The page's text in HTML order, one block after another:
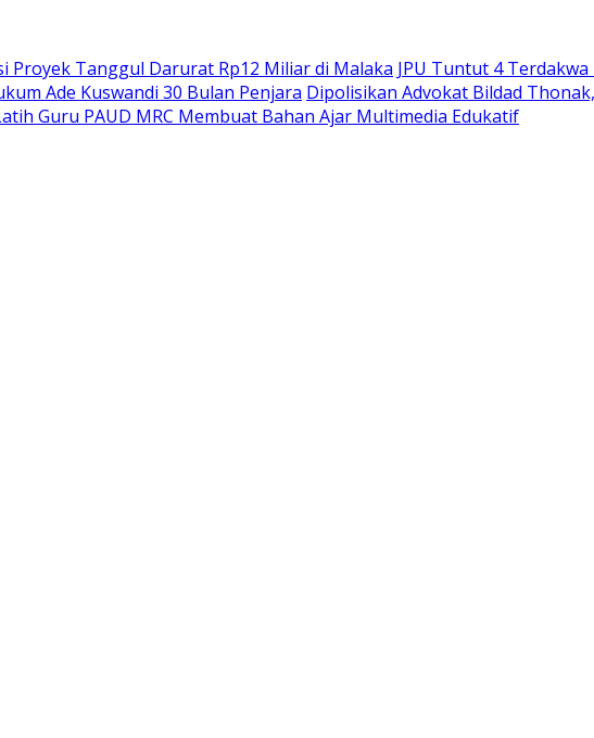
Proyek Tanggul Darurat Rp12 Miliar di Malaka JPU Tuntut 4
Ade Kuswandi 30 Bulan Penjara Dipolisikan Advokat Bildad
Guru PAUD MRC Membuat Bahan Ajar Multimedia Edukatif